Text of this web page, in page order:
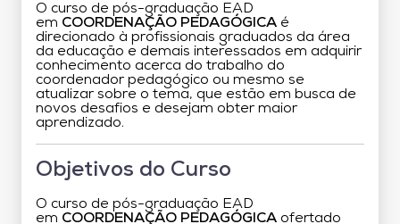
O curso de pós-graduação EAD
em COORDENAÇÃO PEDAGÓGICA é
direcionado à profissionais graduados da área
da educação e demais interessados em adquirir
conhecimento acerca do trabalho do
coordenador pedagógico ou mesmo se
atualizar sobre o tema, que estão em busca de
novos desafios e desejam obter maior
aprendizado.
Objetivos do Curso
O curso de pós-graduação EAD
em COORDENAÇÃO PEDAGÓGICA ofertado